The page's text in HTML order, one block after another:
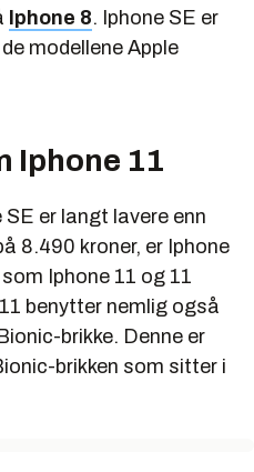
Iphone 8. Iphone SE er
modellene Apple
Iphone 11
er langt lavere enn
8.490 kroner, er Iphone
Iphone 11 og 11
benytter nemlig også
brikke. Denne er
brikken som sitter i